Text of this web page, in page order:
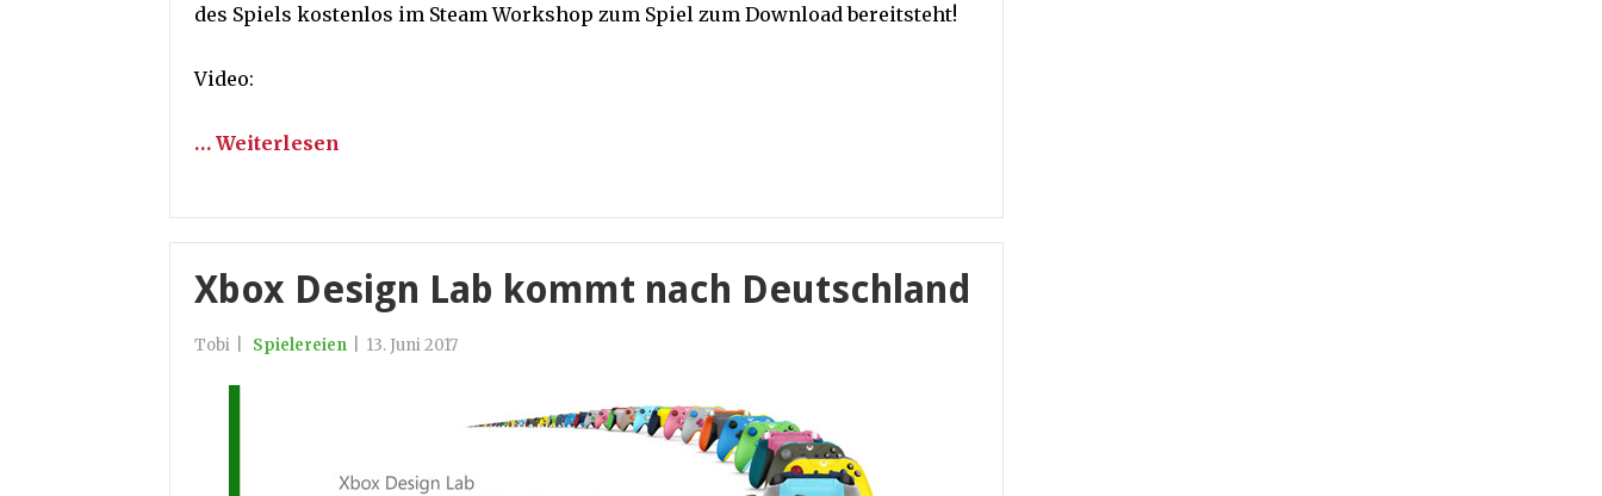
des Spiels kostenlos im Steam Workshop zum Spiel zum Download bereitsteht!
Video:
… Weiterlesen
Xbox Design Lab kommt nach Deutschland
Tobi Spielereien 13. Juni 2017